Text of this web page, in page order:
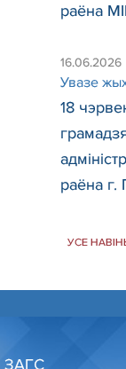
раёна
16.06.2026
Увазе
18
раёна
УСЕ
ЗАГС